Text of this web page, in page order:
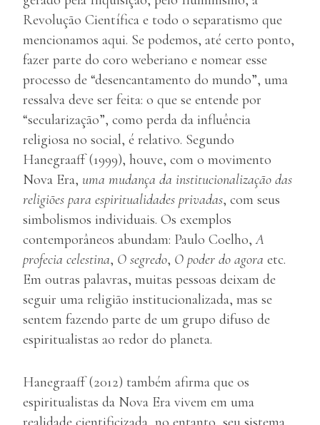
Revolução Científica e todo o separatismo que
mencionamos aqui. Se podemos, até certo ponto,
fazer parte do coro weberiano e nomear esse
processo de “desencantamento do mundo”, uma
ressalva deve ser feita: o que se entende por
“secularização”, como perda da influência
religiosa no social, é relativo. Segundo
Hanegraaff (1999), houve, com o movimento
Nova Era, uma mudança da institucionalização das
religiões para espiritualidades privadas, com seus
simbolismos individuais. Os exemplos
contemporâneos abundam: Paulo Coelho,A
profecia celestina, O segredo, O poder do agora etc.
Em outras palavras, muitas pessoas deixam de
seguir uma religião institucionalizada, mas se
sentem fazendo parte de um grupo difuso de
espiritualistas ao redor do planeta.
Hanegraaff (2012) também afirma que os
espiritualistas da Nova Era vivem em uma